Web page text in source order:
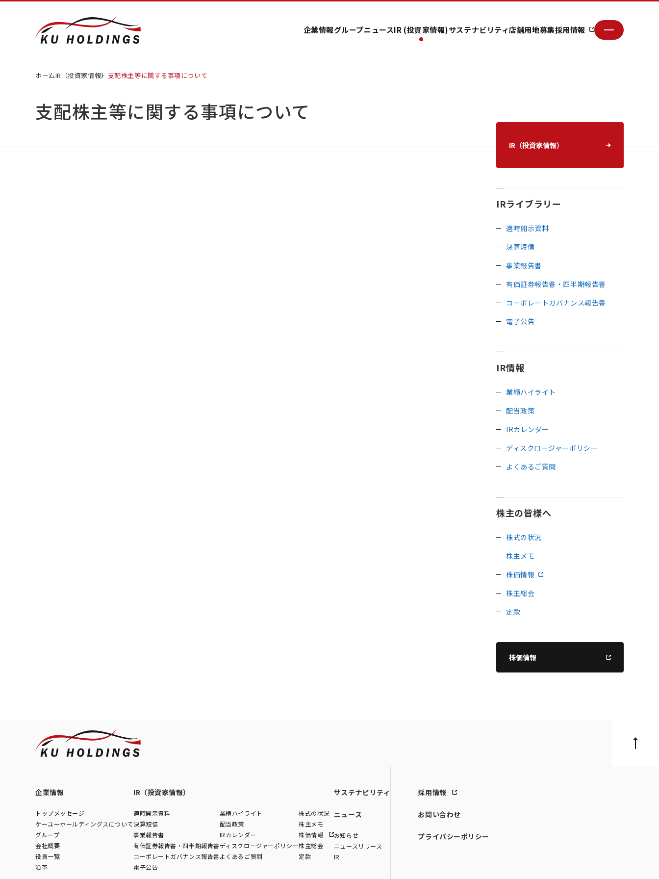
企業情報グループニュースIR (投資家情報)サステナビリティ店舗用地募集採用情報
ホームIR（投資家情報） 支配株主等に関する事項について
支配株主等に関する事項について
IR（投資家情報）
IRライブラリー
適時開示資料
決算短信
事業報告書
有価証券報告書・四半期報告書
コーポレートガバナンス報告書
電子公告
IR情報
業績ハイライト
配当政策
IRカレンダー
ディスクロージャーポリシー
よくあるご質問
株主の皆様へ
株式の状況
株主メモ
株価情報
株主総会
定款
株価情報
企業情報
トップメッセージ
ケーユーホールディングスについて
グループ
会社概要
役員一覧
沿革
IR（投資家情報）
適時開示資料
決算短信
事業報告書
有価証券報告書・四半期報告書
コーポレートガバナンス報告書
電子公告
業績ハイライト
配当政策
IRカレンダー
ディスクロージャーポリシー
よくあるご質問
株式の状況
株主メモ
株価情報
株主総会
定款
サステナビリティ
ニュース
お知らせ
ニュースリリース
IR
採用情報
お問い合わせ
プライバシーポリシー